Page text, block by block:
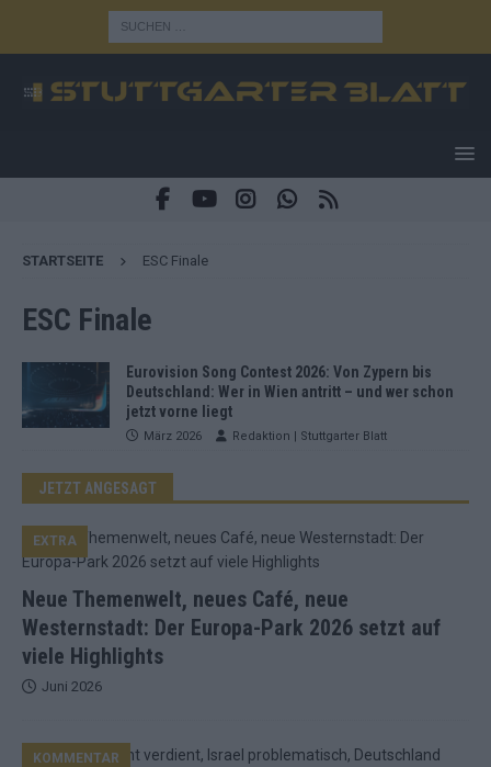
STARTSEITE ESC Finale
ESC Finale
Eurovision Song Contest 2026: Von Zypern bis
Deutschland: Wer in Wien antritt – und wer schon
jetzt vorne liegt
März 2026 Redaktion | Stuttgarter Blatt
JETZT ANGESAGT
Neue Themenwelt, neues Café, neue
Westernstadt: Der Europa-Park 2026 setzt auf
viele Highlights
EXTRA
Juni 2026
KOMMENTAR